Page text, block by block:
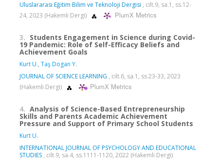
Uluslararası Eğitim Bilim ve Teknoloji Dergisi , cilt.9, sa.1, ss.12-
24, 2023 (Hakemli Dergi)
PlumX Metrics
3. Students Engagement in Science during Covid-
19 Pandemic: Role of Self-Efficacy Beliefs and
Achievement Goals
Kurt U., Taş Dogan Y.
JOURNAL OF SCIENCE LEARNING , cilt.6, sa.1, ss.23-33, 2023
(Hakemli Dergi)
PlumX Metrics
4. Analysis of Science-Based Entrepreneurship
Skills and Parents Academic Achievement
Pressure and Support of Primary School Students
Kurt U.
INTERNATIONAL JOURNAL OF PSYCHOLOGY AND EDUCATIONAL
STUDIES , cilt.9, sa.4, ss.1111-1120, 2022 (Hakemli Dergi)